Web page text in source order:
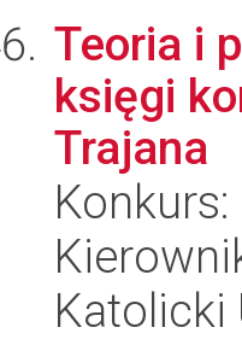
Teoria i
księgi
Trajana
Konkurs:
Katolicki